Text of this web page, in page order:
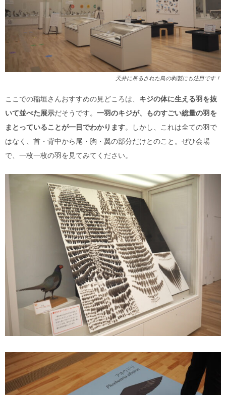
天井に吊るされた鳥の剥製にも注目です！
ここでの稲垣さんおすすめの見どころは、 キジの体に生える羽を抜
いて並べた展示だそうです。 一羽のキジが、ものすごい総量の羽を
まとっていることが一目でわかります。しかし、これは全ての羽で
はなく、首・背中から尾・胸・翼の部分だけとのこと。ぜひ会場
で、一枚一枚の羽を見てみてください。